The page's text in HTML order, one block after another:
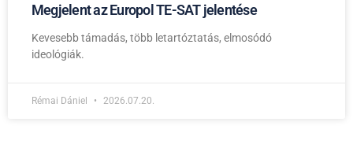
Megjelent az Europol TE-SAT jelentése
Kevesebb támadás, több letartóztatás, elmosódó
ideológiák.
Rémai Dániel 2026.07.20.